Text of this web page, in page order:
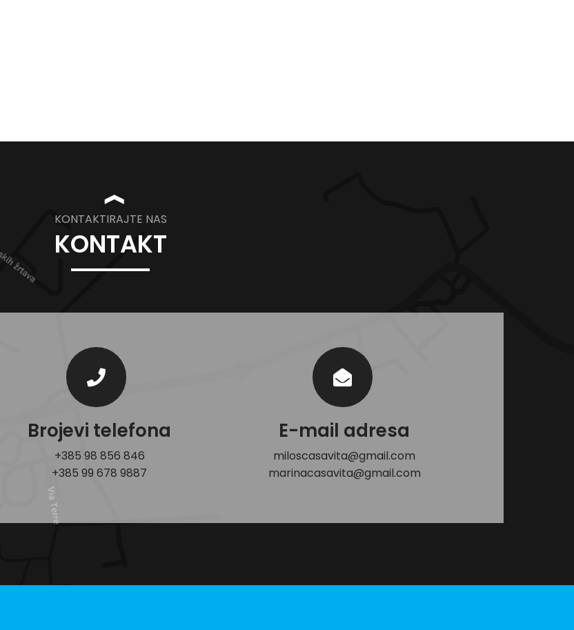
❱
KONTAKTIRAJTE NAS
KONTAKT
Brojevi telefona
+385 98 856 846
+385 99 678 9887
E-mail adresa
miloscasavita@gmail.com
marinacasavita@gmail.com